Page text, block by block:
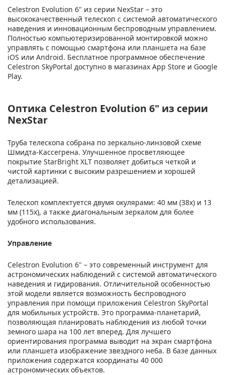
Celestron Evolution 6" из серии NexStar – это
высококачественный телескоп с системой автоматического
наведения и инновационным беспроводным управлением.
Полностью компьютеризированной монтировкой можно
управлять с помощью смартфона или планшета на базе
iOS или Android. Бесплатное программное обеспечение
Celestron SkyPortal доступно в магазинах App Store и Google
Play.
Оптика Celestron Evolution 6" из серии
NexStar
Труба телескопа собрана по зеркально-линзовой схеме
Шмидта-Кассегрена. Улучшенное просветляющее
покрытие StarBright XLT позволяет добиться четкой и
чистой картинки с высоким разрешением и хорошей
детализацией.
Телескоп комплектуется двумя окулярами: 40 мм (38x) и 13
мм (115х), а также диагональным зеркалом для более
удобного использования.
Управление
Celestron Evolution 6" – это современный инструмент для
астрономических наблюдений с системой автоматического
наведения и гидирования. Отличительной особенностью
этой модели является возможность беспроводного
управления при помощи приложения Celestron SkyPortal
для мобильных устройств. Это программа-планетарий,
позволяющая планировать наблюдения из любой точки
земного шара на 100 лет вперед. Для лучшего
ориентирования программа выводит на экран смартфона
или планшета изображение звездного неба. В базе данных
приложения содержатся координаты 40 000
астрономических объектов.